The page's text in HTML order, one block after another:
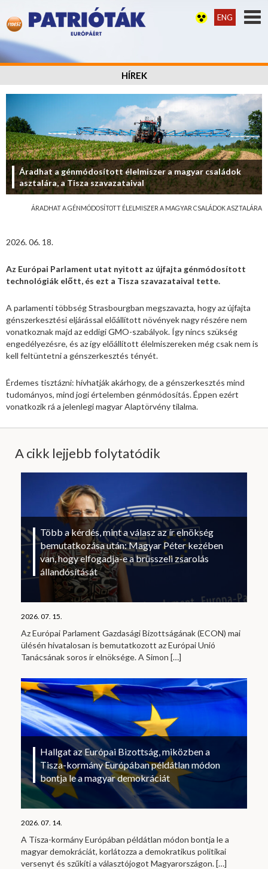
ENG
HÍREK
ÁRADHAT A GÉNMÓDOSÍTOTT ÉLELMISZER A MAGYAR CSALÁDOK ASZTALÁRA
Áradhat a génmódosított élelmiszer a magyar családok
asztalára, a Tisza szavazataival
2026. 06. 18.
Az Európai Parlament utat nyitott az újfajta génmódosított
technológiák előtt, és ezt a Tisza szavazataival tette.
A parlamenti többség Strasbourgban megszavazta, hogy az újfajta
génszerkesztési eljárással előállított növények nagy részére nem
vonatkoznak majd az eddigi GMO-szabályok. Így nincs szükség
engedélyezésre, és az így előállított élelmiszereken még csak nem is
kell feltüntetni a génszerkesztés tényét.
Érdemes tisztázni: hívhatják akárhogy, de a génszerkesztés mind
tudományos, mind jogi értelemben génmódosítás. Éppen ezért
vonatkozik rá a jelenlegi magyar Alaptörvény tilalma.
A cikk lejjebb folytatódik
Több a kérdés, mint a válasz az ír elnökség
bemutatkozása után: Magyar Péter kezében
van, hogy elfogadja-e a brüsszeli zsarolás
állandósítását
2026. 07. 15.
Az Európai Parlament Gazdasági Bizottságának (ECON) mai
ülésén hivatalosan is bemutatkozott az Európai Unió
Tanácsának soros ír elnöksége. A Simon […]
Hallgat az Európai Bizottság, miközben a
Tisza-kormány Európában példátlan módon
bontja le a magyar demokráciát
2026. 07. 14.
A Tisza-kormány Európában példátlan módon bontja le a
magyar demokráciát, korlátozza a demokratikus politikai
versenyt és szűkíti a választójogot Magyarországon.[…]